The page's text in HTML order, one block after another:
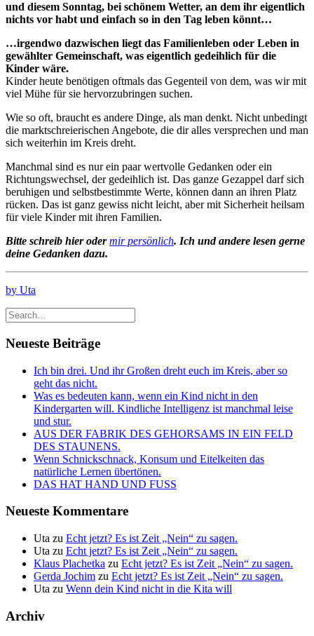
und diesem Sonntag, bei schönem Wetter, an dem ihr eigentlich
nichts vor habt und einfach so in den Tag leben könnt…
…irgendwo dazwischen liegt das Familienleben oder Leben in
gewählter Gemeinschaft, was eigentlich gedeihlich für die
Kinder wäre.
Kinder heute benötigen oftmals das Gegenteil von dem, was wir mit
viel Mühe für sie hervorzubringen suchen.
Wie so oft, braucht es andere Dinge, als man denkt. Nicht unbedingt
die marktschreierischen Angebote, die dir alles versprechen und man
sich weiterhin im Kreis dreht.
Manchmal sind es nur ein paar wertvolle Gedanken oder ein
Richtungswechsel, der gedeihlich ist. Das ganze Gezappel darf sich
beruhigen und selbstbestimmte Werte, können dann an ihren Platz
rücken. Das ist ganz gewiss nicht leicht, aber mit Sicherheit heilsam
für viele Kinder mit ihren Familien.
Bitte schreib hier odermir persönlich. Ich und andere lesen gerne
deine Gedanken dazu.
by Uta
Neueste Beiträge
Ich bin drei. Und ihr Großen dreht euch im Kreis, aber so
geht das nicht.
Was es bedeuten kann, wenn ein Kind nicht in den
Kindergarten will. Kindliche Intelligenz ist manchmal leise
und stur.
AUS DER FABRIK DES GEHORSAMS IN EIN FELD
DES STAUNENS.
Wenn Schnickschnack, Konsum und Eitelkeiten das
natürliche Lernen übertönen.
DAS HAT HAND UND FUSS
Neueste Kommentare
Uta zu Echt jetzt? Es ist Zeit „Nein“ zu sagen.
Uta zu Echt jetzt? Es ist Zeit „Nein“ zu sagen.
Klaus Plachetka zu Echt jetzt? Es ist Zeit „Nein“ zu sagen.
Gerda Jochim zu Echt jetzt? Es ist Zeit „Nein“ zu sagen.
Uta zu Wenn dein Kind nicht in die Kita will
Archiv